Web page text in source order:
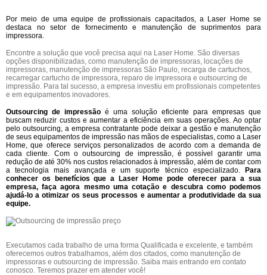
Por meio de uma equipe de profissionais capacitados, a Laser Home se
destaca no setor de fornecimento e manutenção de suprimentos para
impressora.
Encontre a solução que você precisa aqui na Laser Home. São diversas
opções disponibilizadas, como manutenção de impressoras, locações de
impressoras, manutenção de impressoras São Paulo, recarga de cartuchos,
recarregar cartucho de impressora, reparo de impressora e outsourcing de
impressão. Para tal sucesso, a empresa investiu em profissionais competentes
e em equipamentos inovadores.
Outsourcing de impressão é uma solução eficiente para empresas que
buscam reduzir custos e aumentar a eficiência em suas operações. Ao optar
pelo outsourcing, a empresa contratante pode deixar a gestão e manutenção
de seus equipamentos de impressão nas mãos de especialistas, como a Laser
Home, que oferece serviços personalizados de acordo com a demanda de
cada cliente. Com o outsourcing de impressão, é possível garantir uma
redução de até 30% nos custos relacionados à impressão, além de contar com
a tecnologia mais avançada e um suporte técnico especializado. Para
conhecer os benefícios que a Laser Home pode oferecer para a sua
empresa, faça agora mesmo uma cotação e descubra como podemos
ajudá-lo a otimizar os seus processos e aumentar a produtividade da sua
equipe.
Executamos cada trabalho de uma forma Qualificada e excelente, e também
oferecemos outros trabalhamos, além dos citados, como manutenção de
impressoras e outsourcing de impressão. Saiba mais entrando em contato
conosco. Teremos prazer em atender você!